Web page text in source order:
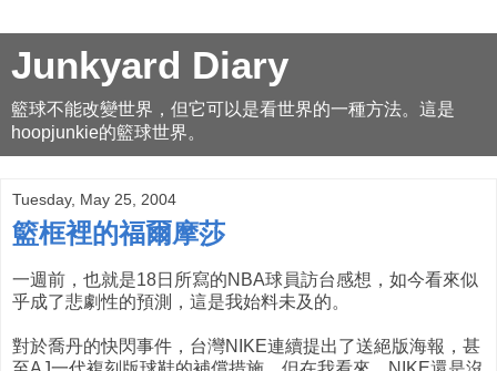
Junkyard Diary
籃球不能改變世界，但它可以是看世界的一種方法。這是
hoopjunkie的籃球世界。
Tuesday, May 25, 2004
籃框裡的福爾摩莎
一週前，也就是18日所寫的NBA球員訪台感想，如今看來似
乎成了悲劇性的預測，這是我始料未及的。
對於喬丹的快閃事件，台灣NIKE連續提出了送絕版海報，甚